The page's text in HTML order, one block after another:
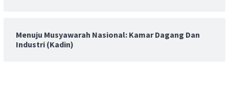
Menuju Musyawarah Nasional: Kamar Dagang Dan
Industri (Kadin)